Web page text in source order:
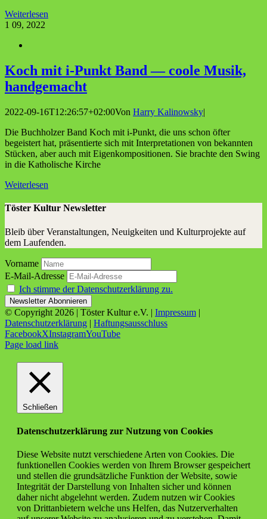
Weiterlesen
1 09, 2022
Koch mit i‑Punkt Band — coo­le Musik,
handgemacht
2022-09-16T12:26:57+02:00Von Harry Kalinowsky|
Die Buchholzer Band Koch mit i-Punkt, die uns schon öfter
begeistert hat, präsentierte sich mit Interpretationen von bekannten
Stücken, aber auch mit Eigenkompositionen. Sie brachte den Swing
in die Katholische Kirche
Weiterlesen
Töster Kultur Newsletter
Bleib über Veranstaltungen, Neuigkeiten und Kulturprojekte auf
dem Laufenden.
Vorname
E-Mail-Adresse
Ich stimme der Datenschutzerklärung zu.
© Copyright 2026 | Töster Kultur e.V. | Impressum |
Datenschutzerklärung | Haftungsausschluss
FacebookXInstagramYouTube
Page load link
Schließen
Datenschutzerklärung zur Nutzung von Cookies
Diese Website nutzt verschiedene Arten von Cookies. Die
funktionellen Cookies werden von Ihrem Browser gespeichert
und stellen die grundsätzliche Funktion der Website, sowie
Integrität der Darstellung von Inhalten sicher und können
daher nicht abgelehnt werden. Zudem nutzen wir Cookies
von Drittanbietern welche uns Helfen, das Nutzerverhalten